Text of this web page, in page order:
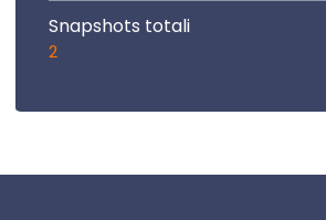
Snapshots totali
2